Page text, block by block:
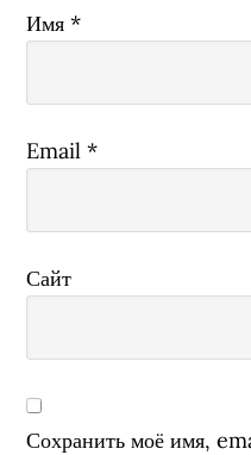
Имя*
Email*
Сайт
Сохранить моё имя,